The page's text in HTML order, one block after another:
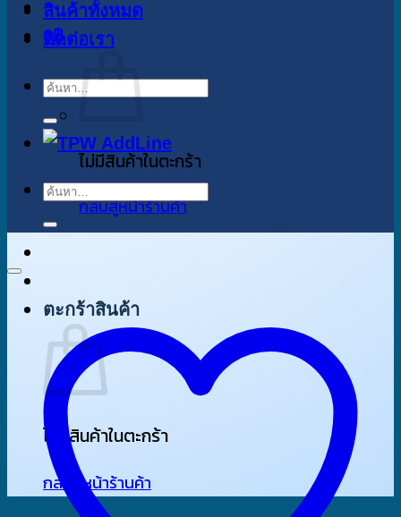
0฿
ไม่มีสินค้าในตะกร้า
กลับสู่หน้าร้านค้า
ตะกร้าสินค้า
ไม่มีสินค้าในตะกร้า
กลับสู่หน้าร้านค้า
สินค้าทั้งหมด
ติดต่อเรา
ค้นหา:
ค้นหา: